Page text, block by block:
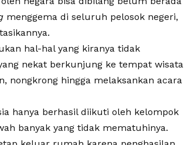
menggema di seluruh pelosok negeri,
hal-hal yang kiranya tidak
nekat berkunjung ke tempat wisata
nongkrong hingga melaksankan acara
hanya berhasil diikuti oleh kelompok
banyak yang tidak mematuhinya.